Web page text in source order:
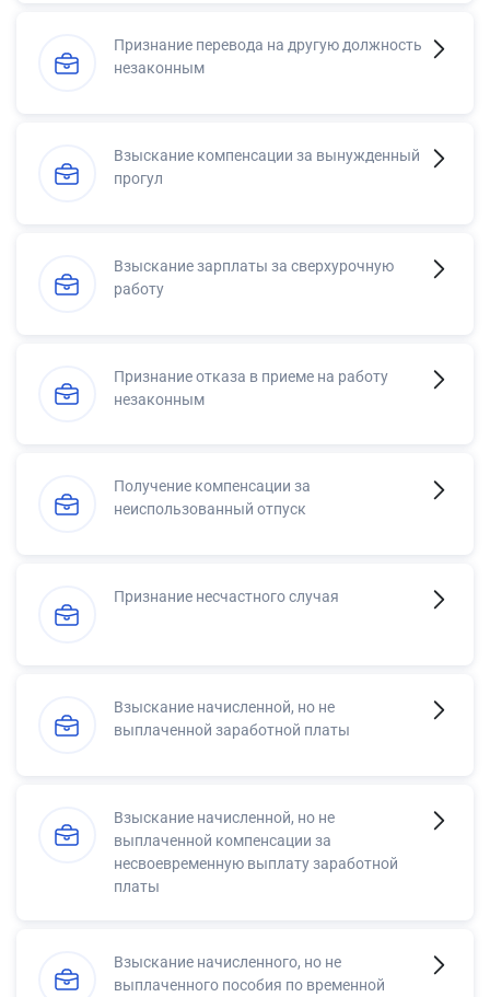
Признание перевода на другую должность
незаконным
Взыскание компенсации за вынужденный
прогул
Взыскание зарплаты за сверхурочную
работу
Признание отказа в приеме на работу
незаконным
Получение компенсации за
неиспользованный отпуск
Признание несчастного случая
Взыскание начисленной, но не
выплаченной заработной платы
Взыскание начисленной, но не
выплаченной компенсации за
несвоевременную выплату заработной
платы
Взыскание начисленного, но не
выплаченного пособия по временной